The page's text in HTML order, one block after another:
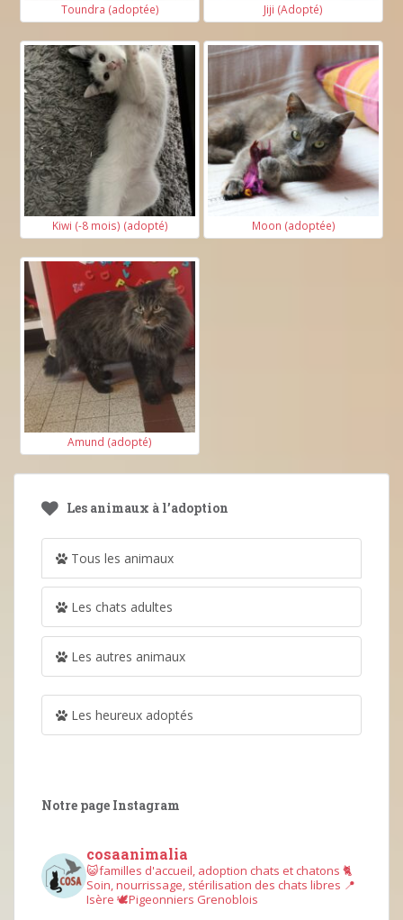
Toundra (adoptée) Jiji (Adopté)
Kiwi (-8 mois) (adopté) Moon (adoptée)
Amund (adopté)
Les animaux à l’adoption
Tous les animaux
Les chats adultes
Les autres animaux
Les heureux adoptés
Notre page Instagram
cosaanimalia
😺familles d'accueil, adoption chats et chatons 🐈
Soin, nourrissage, stérilisation des chats libres 📍
Isère 🕊︎Pigeonniers Grenoblois